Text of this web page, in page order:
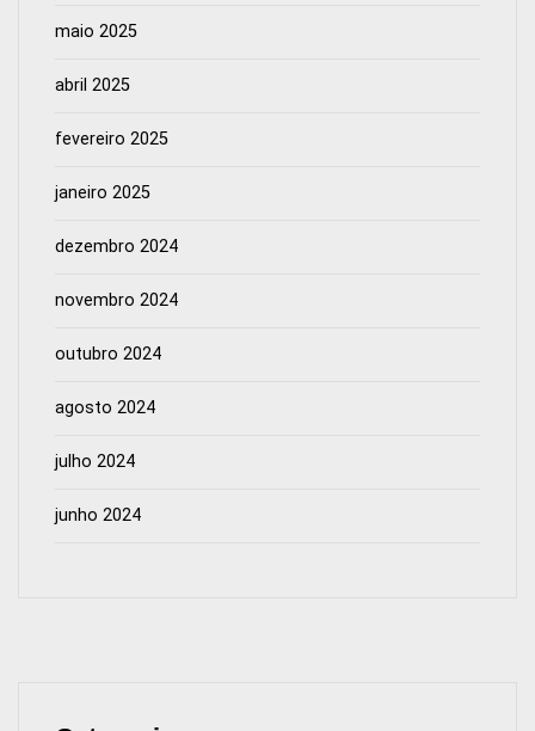
maio 2025
abril 2025
fevereiro 2025
janeiro 2025
dezembro 2024
novembro 2024
outubro 2024
agosto 2024
julho 2024
junho 2024